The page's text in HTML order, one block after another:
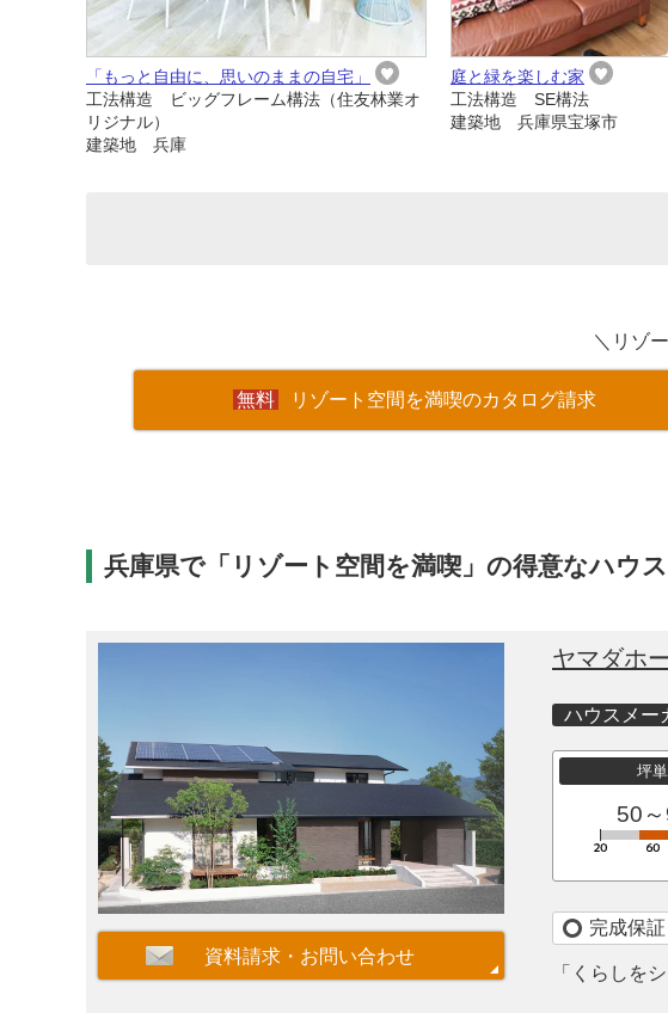
「もっと自由に、思いのままの自宅」
工法構造 ビッグフレーム構法（住友林業オ
リジナル）
建築地 兵庫
庭と緑を楽しむ家
工法構造 SE構法
建築地 兵庫県宝塚市
＼リゾ
リゾート空間を満喫のカタログ請求
兵庫県で「リゾート空間を満喫」の得意なハウ
ヤマダホ
ハウスメー
坪
50
完成保証
「くらしを